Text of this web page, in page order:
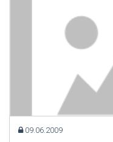
09.06.2009